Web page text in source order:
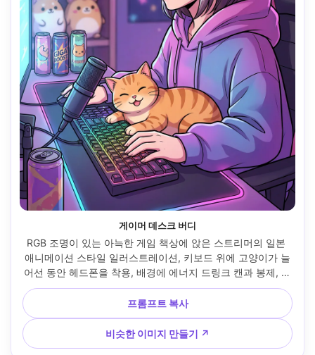
게이머 데스크 버디
RGB 조명이 있는 아늑한 게임 책상에 앉은 스트리머의 일본
애니메이션 스타일 일러스트레이션, 키보드 위에 고양이가 늘
어선 동안 헤드폰을 착용, 배경에 에너지 드링크 캔과 봉제, 생
생한 네온 악센트, 깔끔한 라인 아트, 광택 있는 하이라이트, 셀
셰이딩, 재미있고 공감 가능한 분위기, 프로필 인물화를 위해
디자인된 구도, 85mm 렌즈, 얕은 피사계 깊이 --ar 4:5
프롬프트 복사
비슷한 이미지 만들기 ↗